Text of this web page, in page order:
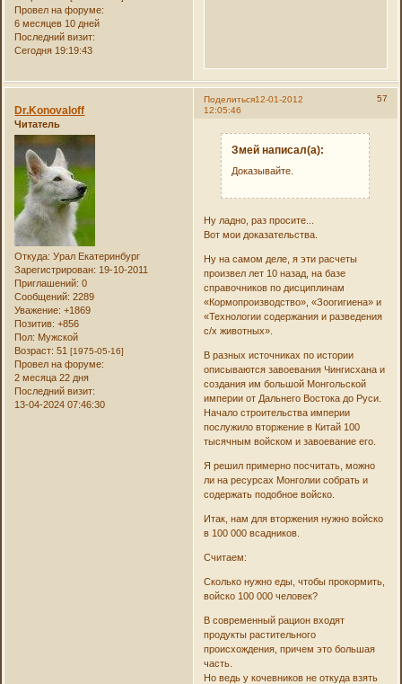
Провел на форуме:
6 месяцев 10 дней
Последний визит:
Сегодня 19:19:43
Поделиться 57
12-01-2012
12:05:46
Dr.Konovaloff
Читатель
Откуда: Урал Екатеринбург
Зарегистрирован: 19-10-2011
Приглашений: 0
Сообщений: 2289
Уважение: +1869
Позитив: +856
Пол: Мужской
Возраст: 51[1975-05-16]
Провел на форуме:
2 месяца 22 дня
Последний визит:
13-04-2024 07:46:30
Змей написал(а):
Доказывайте.
Ну ладно, раз просите...
Вот мои доказательства.
Ну на самом деле, я эти расчеты
произвел лет 10 назад, на базе
справочников по дисциплинам
«Кормопроизводство», «Зоогигиена» и
«Технологии содержания и разведения
с/х животных».
В разных источниках по истории
описываются завоевания Чингисхана и
создания им большой Монгольской
империи от Дальнего Востока до Руси.
Начало строительства империи
послужило вторжение в Китай 100
тысячным войском и завоевание его.
Я решил примерно посчитать, можно
ли на ресурсах Монголии собрать и
содержать подобное войско.
Итак, нам для вторжения нужно войско
в 100 000 всадников.
Считаем:
Сколько нужно еды, чтобы прокормить,
войско 100 000 человек?
В современный рацион входят
продукты растительного
происхождения, причем это большая
часть.
Но ведь у кочевников не откуда взять